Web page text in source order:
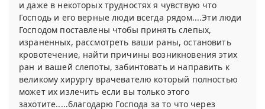
и даже в некоторых трудностях я чувствую что
Господь и его верные люди всегда рядом....Эти люди
Господом поставлены чтобы принять слепых,
израненных, рассмотреть ваши раны, остановить
кровотечение, найти причины возникновения этих
ран и вашей слепоты, забинтовать и направить к
великому хирургу врачевателю который полностью
может их излечить если вы только этого
захотите.....благодарю Господа за то что через